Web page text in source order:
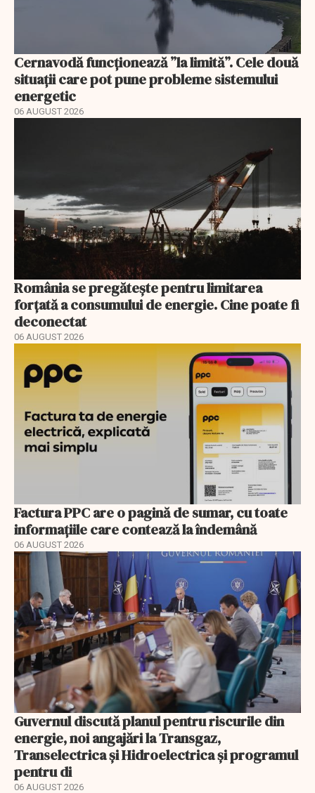
Cernavodă funcționează ”la limită”. Cele două
situații care pot pune probleme sistemului
energetic
06 AUGUST 2026
România se pregătește pentru limitarea
forțată a consumului de energie. Cine poate fi
deconectat
06 AUGUST 2026
Factura PPC are o pagină de sumar, cu toate
informațiile care contează la îndemână
06 AUGUST 2026
Guvernul discută planul pentru riscurile din
energie, noi angajări la Transgaz,
Transelectrica și Hidroelectrica și programul
pentru di
06 AUGUST 2026